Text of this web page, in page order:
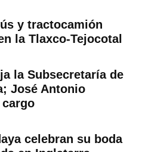
y tractocamión
la Tlaxco-Tejocotal
la Subsecretaría de
José Antonio
celebran su boda